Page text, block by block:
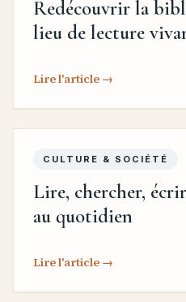
Redécouvrir la
lieu de lecture
Lire l'article →
CULTURE & SOCIÉTÉ
Lire, chercher,
au quotidien
Lire l'article →